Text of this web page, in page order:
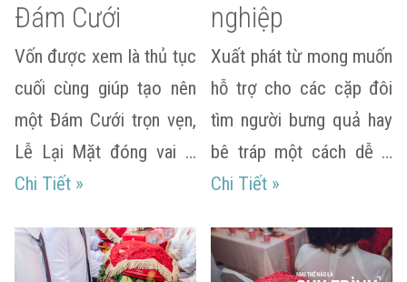
Đám Cưới
Vốn được xem là thủ tục
cuối cùng giúp tạo nên
một Đám Cưới trọn vẹn,
Lễ Lại Mặt đóng vai …
Chi Tiết Lễ Lại Mặt là gì? Những lưu ý về Lễ Lại Mặt
»
nghiệp
Xuất phát từ mong muốn
hỗ trợ cho các cặp đôi
tìm người bưng quả hay
bê tráp một cách dễ …
Chi Tiết Danh sách các
»